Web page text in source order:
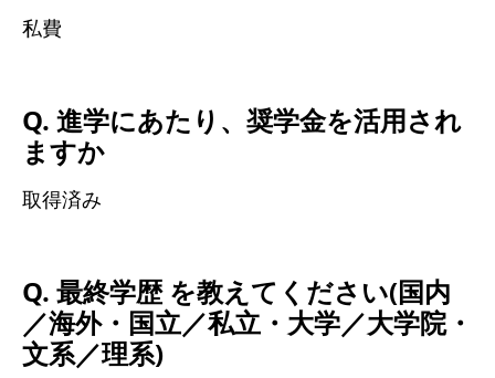
私費
Q. 進学にあたり、奨学金を活用され
ますか
取得済み
Q. 最終学歴 を教えてください(国内
／海外・国立／私立・大学／大学院・
文系／理系)